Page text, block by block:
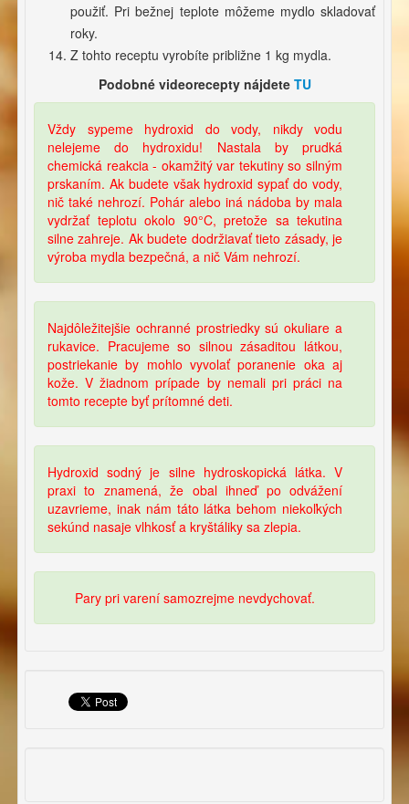
použiť. Pri bežnej teplote môžeme mydlo skladovať
roky.
Z tohto receptu vyrobíte približne 1 kg mydla.
Podobné videorecepty nájdete TU
Vždy sypeme hydroxid do vody, nikdy vodu
nelejeme do hydroxidu! Nastala by prudká
chemická reakcia - okamžitý var tekutiny so silným
prskaním. Ak budete však hydroxid sypať do vody,
nič také nehrozí. Pohár alebo iná nádoba by mala
vydržať teplotu okolo 90°C, pretože sa tekutina
silne zahreje. Ak budete dodržiavať tieto zásady, je
výroba mydla bezpečná, a nič Vám nehrozí.
Najdôležitejšie ochranné prostriedky sú okuliare a
rukavice. Pracujeme so silnou zásaditou látkou,
postriekanie by mohlo vyvolať poranenie oka aj
kože. V žiadnom prípade by nemali pri práci na
tomto recepte byť prítomné deti.
Hydroxid sodný je silne hydroskopická látka. V
praxi to znamená, že obal ihneď po odvážení
uzavrieme, inak nám táto látka behom niekoľkých
sekúnd nasaje vlhkosť a kryštáliky sa zlepia.
Pary pri varení samozrejme nevdychovať.